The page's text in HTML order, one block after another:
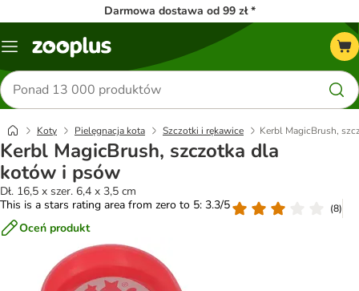
Darmowa dostawa od 99 zł *
Menu
Szukaj
produktów
Koty Pielęgnacja kota Szczotki i rękawice Kerbl MagicBrush,
Kerbl MagicBrush, szczotka dla
kotów i psów
Dł. 16,5 x szer. 6,4 x 3,5 cm
This is a stars rating area from zero to 5: 3.3/5
(8)
Oceń produkt